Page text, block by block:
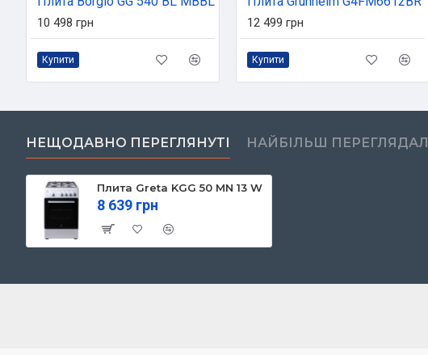
10 498 грн
Купити
12 499 грн
Купити
НЕЩОДАВНО ПЕРЕГЛЯНУТІ НАЙБІЛЬШ
Плита Greta KGG 50 MN 13 W
8 639 грн